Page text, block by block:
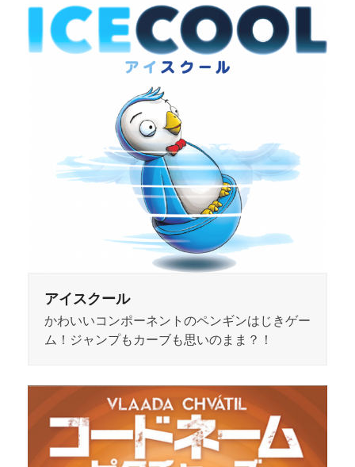
アイスクール
かわいいコンポーネントのペンギンはじきゲー
ム！ジャンプもカーブも思いのまま？！